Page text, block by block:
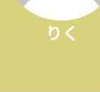
りく